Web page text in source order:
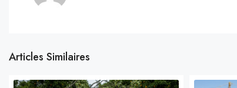
Articles Similaires